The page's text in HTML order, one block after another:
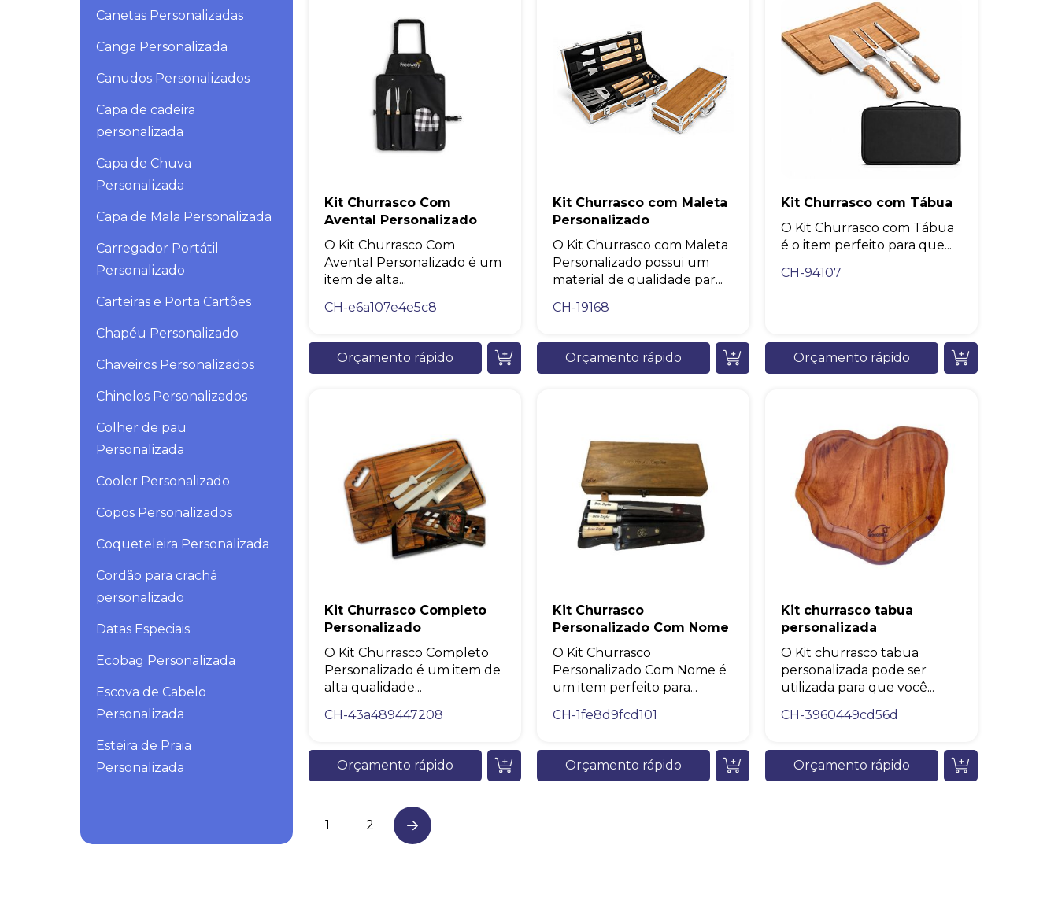
Canetas Personalizadas
Canga Personalizada
Canudos Personalizados
Capa de cadeira
personalizada
Capa de Chuva
Personalizada
Capa de Mala Personalizada
Carregador Portátil
Personalizado
Carteiras e Porta Cartões
Chapéu Personalizado
Chaveiros Personalizados
Chinelos Personalizados
Colher de pau
Personalizada
Cooler Personalizado
Copos Personalizados
Coqueteleira Personalizada
Cordão para crachá
personalizado
Datas Especiais
Ecobag Personalizada
Escova de Cabelo
Personalizada
Esteira de Praia
Personalizada
Kit Churrasco Com
Avental Personalizado
O Kit Churrasco Com
Avental Personalizado é um
item de alta...
CH-e6a107e4e5c8
Orçamento rápido
Kit Churrasco com Maleta
Personalizado
O Kit Churrasco com Maleta
Personalizado possui um
material de qualidade par...
CH-19168
Orçamento rápido
Kit Churrasco com Tábua
O Kit Churrasco com Tábua
é o item perfeito para que...
CH-94107
Orçamento rápido
Kit Churrasco Completo
Personalizado
O Kit Churrasco Completo
Personalizado é um item de
alta qualidade...
CH-43a489447208
Orçamento rápido
Kit Churrasco
Personalizado Com Nome
O Kit Churrasco
Personalizado Com Nome é
um item perfeito para...
CH-1fe8d9fcd101
Orçamento rápido
Kit churrasco tabua
personalizada
O Kit churrasco tabua
personalizada pode ser
utilizada para que você...
CH-3960449cd56d
Orçamento rápido
1 2 Next
+55
Eu concordo em receber comunicações.
A nossa empresa está comprometida a proteger e respeitar sua
privacidade, utilizaremos seus dados apenas para fins de
marketing. Você pode alterar suas preferências a qualquer
momento.